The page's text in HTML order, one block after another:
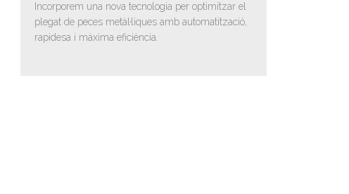
Incorporem una nova tecnologia per optimitzar el
plegat de peces metàl·liques amb automatització,
rapidesa i màxima eficiència.